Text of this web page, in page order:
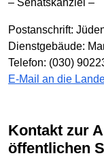
– Senatskanzlei –
Postanschrift:
Dienstgebäude:
Telefon: (030)
E-Mail an die
Kontakt zur Ansprechperson der
öffentlichen